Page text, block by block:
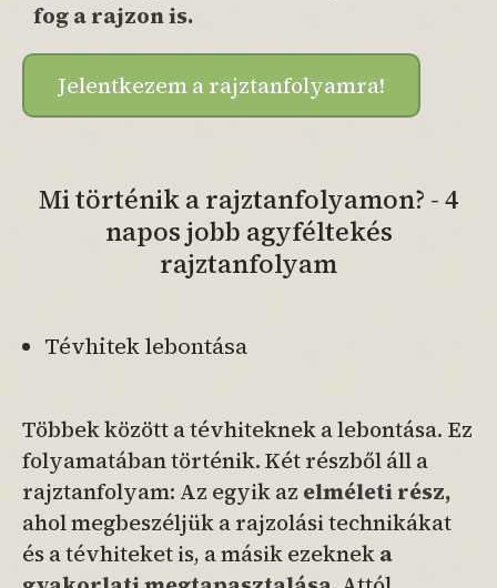
fog a rajzon is.
Jelentkezem a rajztanfolyamra!
Mi történik a rajztanfolyamon? - 4
napos jobb agyféltekés
rajztanfolyam
Tévhitek lebontása
Többek között a tévhiteknek a lebontása. Ez
folyamatában történik. Két részből áll a
rajztanfolyam: Az egyik az elméleti rész,
ahol megbeszéljük a rajzolási technikákat
és a tévhiteket is, a másik ezekneka